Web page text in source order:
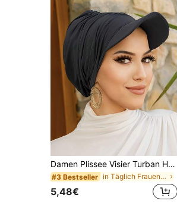
Damen Plissee Visier Turban Hut, elastische atmungsaktive Muslim Hijab Kappe, einfarbiger Sonnenschutz Kopfwickel für tägliche Outdoor-Sportarten
#3 Bestseller in Täglich Frauen Hüte
5,48€